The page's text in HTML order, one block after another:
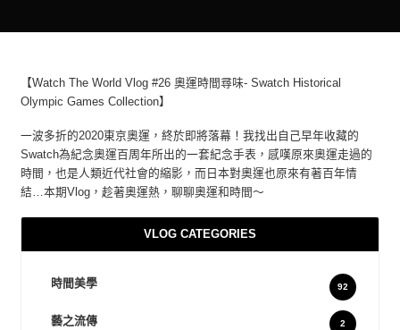
【Watch The World Vlog #26 奧運時間尋味- Swatch Historical
Olympic Games Collection】
一波多折的2020東京奧運，終於即將落幕！我找出自己早年收藏的
Swatch為紀念奧運百周年所出的一套紀念手表，感嘆原來奧運走過的
時間，也是人類近代社會的縮影，而日本對奧運也原來有著百年情
結…本期Vlog，趁著奧運熱，聊聊奧運和時間～
VLOG CATEGORIES
時間美學 92
藝之流傳 2